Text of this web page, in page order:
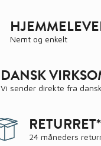
Nemt og enkelt
DANSK
Vi sender direkte fra
RETURRET*
24 måneders